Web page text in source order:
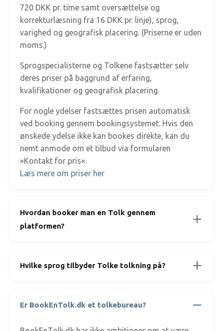
720 DKK pr. time samt oversættelse og
korrekturlæsning fra 16 DKK pr. linje), sprog,
varighed og geografisk placering. (Priserne er uden
moms.)
Sprogspecialisterne og Tolkene fastsætter selv
deres priser på baggrund af erfaring,
kvalifikationer og geografisk placering.
For nogle ydelser fastsættes prisen automatisk
ved booking gennem bookingsystemet. Hvis den
ønskede ydelse ikke kan bookes direkte, kan du
nemt anmode om et tilbud via formularen
»Kontakt for pris«.
Læs mere om priser her
Hvordan booker man en Tolk gennem
platformen?
Hvilke sprog tilbyder Tolke tolkning på?
Er BookEnTolk.dk et tolkebureau?